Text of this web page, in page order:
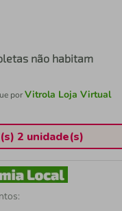
não habitam
porVitrola Loja Virtual
2 unidade(s)